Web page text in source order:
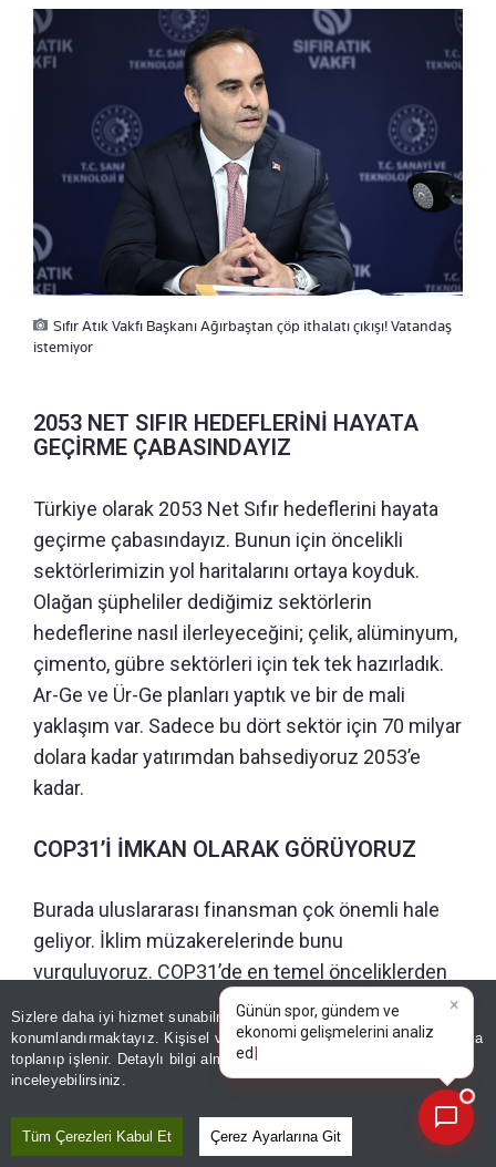
Sizlere daha iyi hizmet sunabilmek adına sitemizdeçerez
konumlandırmaktayız. Kişisel verileriniz, KVKK ve GDPR kapsamında
toplanıp işlenir. Detaylı bilgi almak için
inceleyebilirsiniz.
Tüm Çerezleri Kabul Et Çerez Ayarlarına Git
Sıfır Atık Vakfı Başkanı Ağırbaştan çöp ithalatı çıkışı! Vatandaş
istemiyor
2053 NET SIFIR HEDEFLERİNİ HAYATA
GEÇİRME ÇABASINDAYIZ
Türkiye olarak 2053 Net Sıfır hedeflerini hayata
geçirme çabasındayız. Bunun için öncelikli
sektörlerimizin yol haritalarını ortaya koyduk.
Olağan şüpheliler dediğimiz sektörlerin
hedeflerine nasıl ilerleyeceğini; çelik, alüminyum,
çimento, gübre sektörleri için tek tek hazırladık.
Ar-Ge ve Ür-Ge planları yaptık ve bir de mali
yaklaşım var. Sadece bu dört sektör için 70 milyar
dolara kadar yatırımdan bahsediyoruz 2053’e
kadar.
COP31’İ İMKAN OLARAK GÖRÜYORUZ
Burada uluslararası finansman çok önemli hale
geliyor. İklim müzakerelerinde bunu
vurguluyoruz. COP31’de en temel önceliklerden
biri, dev toplantıya yakışır şekilde ev sahipliği
misyonunun yanında Türkiye’nin iklim
dönüşümüne ilişkin finansman kaynaklarını
çeşitlendirecek uluslararası iş birliklerine imza
atmak. COP31’i imkan olarak da görüyoruz.
×
Günün spor, gündem ve
ekonomi gelişmelerini analiz
edin!